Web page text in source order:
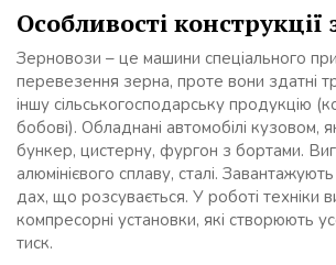
Особливості конструкції
Зерновози – це машини спеціального
перевезення зерна, проте вони здатні
іншу сільськогосподарську продукцію
бобові). Обладнані автомобілі кузовом,
бункер, цистерну, фургон з бортами.
алюмінієвого сплаву, сталі.
дах, що розсувається. У роботі техніки
компресорні установки, які створюють
тиск.